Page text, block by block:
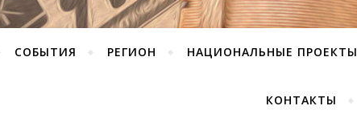
СОБЫТИЯ РЕГИОН НАЦИОНАЛЬНЫЕ ПРОЕКТЫ
КОНТАКТЫ